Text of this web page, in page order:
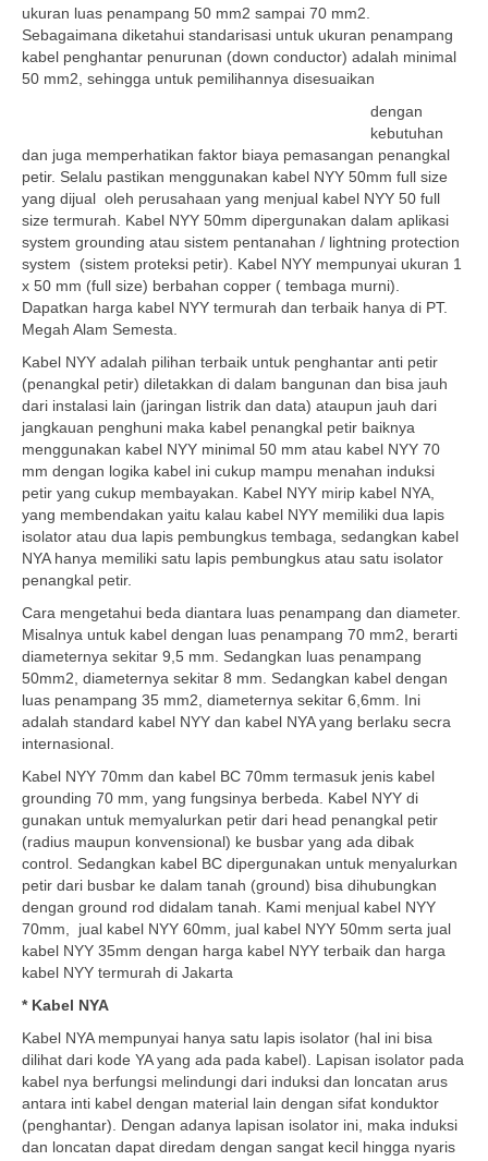
ukuran luas penampang 50 mm2 sampai 70 mm2.
Sebagaimana diketahui standarisasi untuk ukuran penampang
kabel penghantar penurunan (down conductor) adalah minimal
50 mm2, sehingga untuk pemilihannya disesuaikan
dengan
kebutuhan
dan juga memperhatikan faktor biaya pemasangan penangkal
petir. Selalu pastikan menggunakan kabel NYY 50mm full size
yang dijual oleh perusahaan yang menjual kabel NYY 50 full
size termurah. Kabel NYY 50mm dipergunakan dalam aplikasi
system grounding atau sistem pentanahan / lightning protection
system (sistem proteksi petir). Kabel NYY mempunyai ukuran 1
x 50 mm (full size) berbahan copper ( tembaga murni).
Dapatkan harga kabel NYY termurah dan terbaik hanya di PT.
Megah Alam Semesta.
Kabel NYY adalah pilihan terbaik untuk penghantar anti petir
(penangkal petir) diletakkan di dalam bangunan dan bisa jauh
dari instalasi lain (jaringan listrik dan data) ataupun jauh dari
jangkauan penghuni maka kabel penangkal petir baiknya
menggunakan kabel NYY minimal 50 mm atau kabel NYY 70
mm dengan logika kabel ini cukup mampu menahan induksi
petir yang cukup membayakan. Kabel NYY mirip kabel NYA,
yang membendakan yaitu kalau kabel NYY memiliki dua lapis
isolator atau dua lapis pembungkus tembaga, sedangkan kabel
NYA hanya memiliki satu lapis pembungkus atau satu isolator
penangkal petir.
Cara mengetahui beda diantara luas penampang dan diameter.
Misalnya untuk kabel dengan luas penampang 70 mm2, berarti
diameternya sekitar 9,5 mm. Sedangkan luas penampang
50mm2, diameternya sekitar 8 mm. Sedangkan kabel dengan
luas penampang 35 mm2, diameternya sekitar 6,6mm. Ini
adalah standard kabel NYY dan kabel NYA yang berlaku secra
internasional.
Kabel NYY 70mm dan kabel BC 70mm termasuk jenis kabel
grounding 70 mm, yang fungsinya berbeda. Kabel NYY di
gunakan untuk memyalurkan petir dari head penangkal petir
(radius maupun konvensional) ke busbar yang ada dibak
control. Sedangkan kabel BC dipergunakan untuk menyalurkan
petir dari busbar ke dalam tanah (ground) bisa dihubungkan
dengan ground rod didalam tanah. Kami menjual kabel NYY
70mm, jual kabel NYY 60mm, jual kabel NYY 50mm serta jual
kabel NYY 35mm dengan harga kabel NYY terbaik dan harga
kabel NYY termurah di Jakarta
* Kabel NYA
Kabel NYA mempunyai hanya satu lapis isolator (hal ini bisa
dilihat dari kode YA yang ada pada kabel). Lapisan isolator pada
kabel nya berfungsi melindungi dari induksi dan loncatan arus
antara inti kabel dengan material lain dengan sifat konduktor
(penghantar). Dengan adanya lapisan isolator ini, maka induksi
dan loncatan dapat diredam dengan sangat kecil hingga nyaris